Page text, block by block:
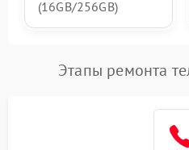
(16GB/256GB)
Этапы ремонта